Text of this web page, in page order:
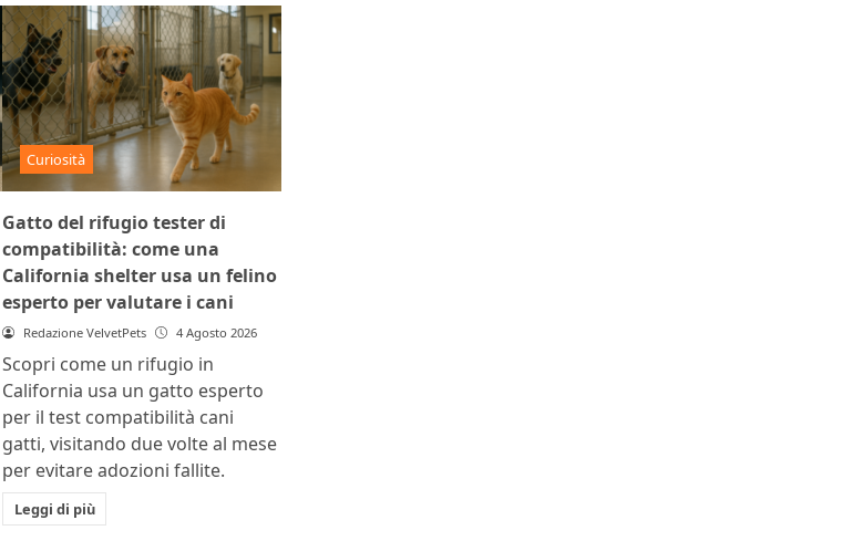
Curiosità
Gatto del rifugio tester di
compatibilità: come una
California shelter usa un felino
esperto per valutare i cani
Redazione VelvetPets 4 Agosto 2026
Scopri come un rifugio in
California usa un gatto esperto
per il test compatibilità cani
gatti, visitando due volte al mese
per evitare adozioni fallite.
Leggi di più